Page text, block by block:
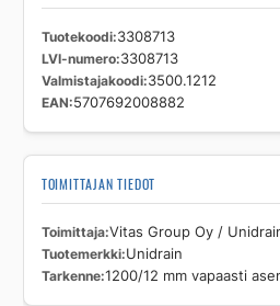
Tuotekoodi 3308713
LVI-numero 3308713
Valmistajakoodi 3500.1212
EAN 5707692008882
TOIMITTAJAN TIEDOT
Toimittaja Vitas Group Oy /
Tuotemerkki Unidrain
Tarkenne 1200/12 mm vapaasti